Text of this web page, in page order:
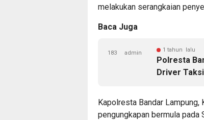
melakukan serangkaian
Baca Juga
1 tahun lalu
Polresta
Driver
183 admin
Kapolresta Bandar
pengungkapan bermula